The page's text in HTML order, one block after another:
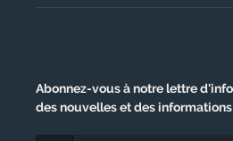
Abonnez-vousà notre lettre
des nouvelles et des